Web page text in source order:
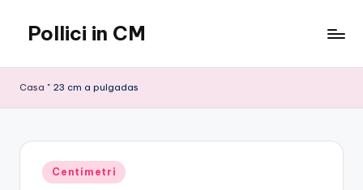
contenuto
Pollici in CM
Casa " 23 cm a pulgadas
Pubblicato
in
Centimetri